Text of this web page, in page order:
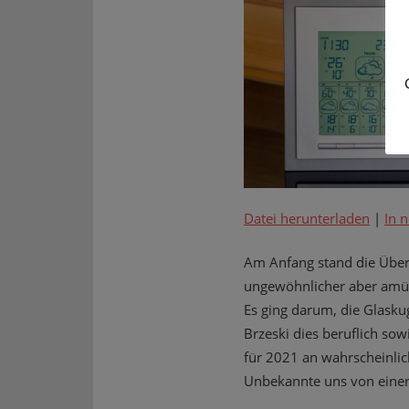
Datei herunterladen | In
Am Anfang stand die
ungewöhnlicher aber
Es ging darum, die
Brzeski dies beruflich
für 2021 an
Unbekannte uns von